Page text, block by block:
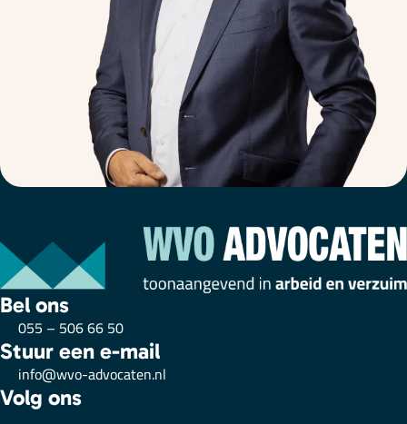
Bel ons
055 – 506 66 50
Stuur een e-mail
info@wvo-advocaten.nl
Volg ons